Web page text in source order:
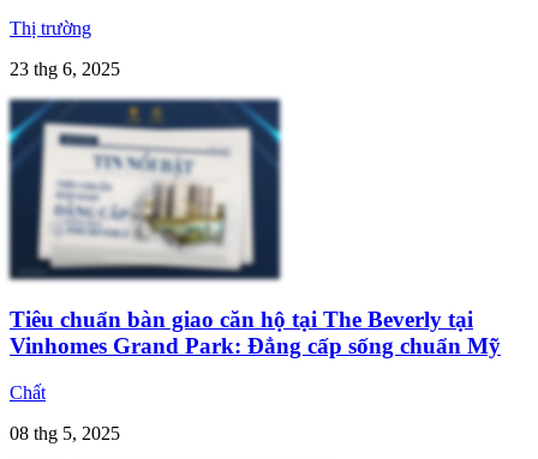
Thị trường
23 thg 6, 2025
Tiêu chuẩn bàn giao căn hộ tại The Beverly tại
Vinhomes Grand Park: Đẳng cấp sống chuẩn Mỹ
Chất
08 thg 5, 2025